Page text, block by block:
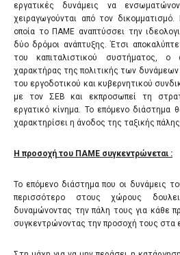
εργατικές δυνάμεις να
χειραγωγούνται από τον
οποία το ΠΑΜΕ αναπτύσσει την
δύο δρόμοι ανάπτυξης. Έτσι
του καπιταλιστικού συστήματος, ο
χαρακτήρας της πολιτικής των
του εργοδοτικού και κυβερνητικού
με τον ΣΕΒ και εκπροσωπεί τη
εργατικό κίνημα. Το επόμενο διάστημα
χαρακτηρίσει η άνοδος της ταξικής
Η προσοχή του ΠΑΜΕ συγκεντρώνεται :
Το επόμενο διάστημα που οι δυνάμεις
περισσότερο στους χώρους
δυναμώνοντας την πάλη τους για κάθε
συγκεντρώνοντας την προσοχή τους στα